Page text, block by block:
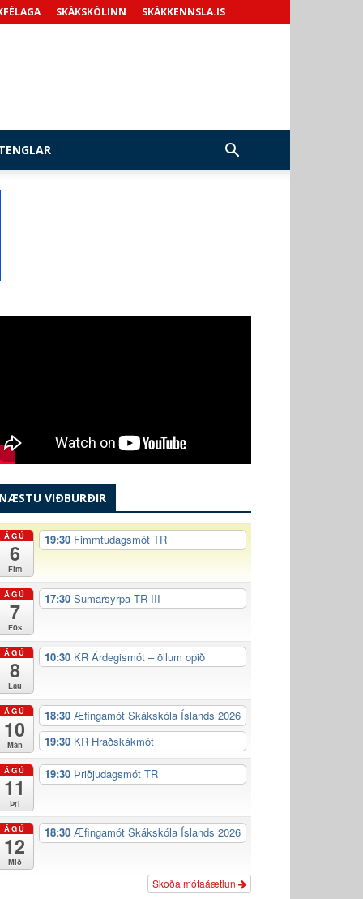
SKÁKSKÓLINN SKÁKKENNSLA.IS
NÆSTU VIÐBURÐIR
ÁGÚ
6
Fim
19:30 Fimmtudagsmót TR
ÁGÚ
7
Fös
17:30 Sumarsyrpa TR III
ÁGÚ
8
Lau
10:30 KR Árdegismót – öllum opið
ÁGÚ
10
Mán
18:30 Æfingamót Skákskóla Íslands 2026
19:30 KR Hraðskákmót
ÁGÚ
11
Þri
19:30 Þriðjudagsmót TR
ÁGÚ
12
Mið
18:30 Æfingamót Skákskóla Íslands 2026
Skoða mótaáætlun